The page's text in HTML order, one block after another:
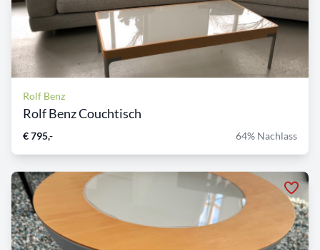
Rolf Benz
Rolf Benz Couchtisch
€ 795,- 64% Nachlass